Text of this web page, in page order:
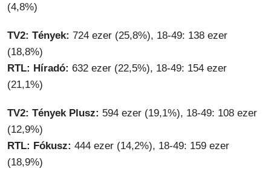
(4,8%)
TV2: Tények: 724 ezer (25,8%), 18-49: 138 ezer
(18,8%)
RTL: Híradó: 632 ezer (22,5%), 18-49: 154 ezer
(21,1%)
TV2: Tények Plusz: 594 ezer (19,1%), 18-49: 108 ezer
(12,9%)
RTL: Fókusz: 444 ezer (14,2%), 18-49: 159 ezer
(18,9%)